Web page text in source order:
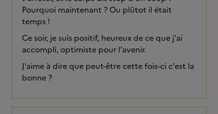
Pourquoi maintenant ? Ou plûtot il était
temps !
Ce soir, je suis positif, heureux de ce que j'ai
accompli, optimiste pour l'avenir.
J'aime à dire que peut-être cette fois-ci c'est la
bonne ?